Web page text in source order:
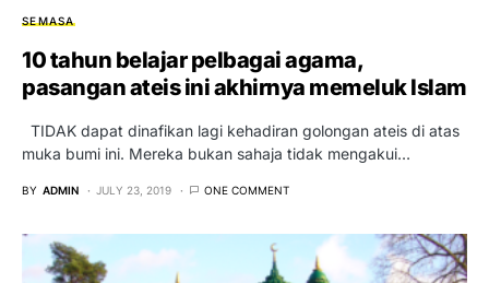
SEMASA
10 tahun belajar pelbagai agama,
pasangan ateis ini akhirnya memeluk Islam
TIDAK dapat dinafikan lagi kehadiran golongan ateis di atas
muka bumi ini. Mereka bukan sahaja tidak mengakui…
BY ADMIN JULY 23, 2019 ONE COMMENT